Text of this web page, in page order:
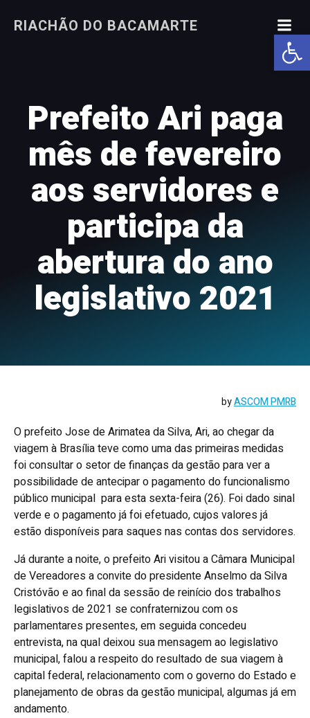
Abrir
para
RIACHÃO DO BACAMARTE
Prefeito Ari paga
mês de fevereiro
aos servidores e
participa da
abertura do ano
legislativo 2021
byASCOM PMRB
O prefeito Jose de Arimatea da Silva, Ari, ao chegar da
viagem à Brasília teve como uma das primeiras medidas
foi consultar o setor de finanças da gestão para ver a
possibilidade de antecipar o pagamento do funcionalismo
público municipal para esta sexta-feira (26). Foi dado sinal
verde e o pagamento já foi efetuado, cujos valores já
estão disponíveis para saques nas contas dos servidores.
Já durante a noite, o prefeito Ari visitou a Câmara Municipal
de Vereadores a convite do presidente Anselmo da Silva
Cristóvão e ao final da sessão de reinício dos trabalhos
legislativos de 2021 se confraternizou com os
parlamentares presentes, em seguida concedeu
entrevista, na qual deixou sua mensagem ao legislativo
municipal, falou a respeito do resultado de sua viagem à
capital federal, relacionamento com o governo do Estado e
planejamento de obras da gestão municipal, algumas já em
andamento.